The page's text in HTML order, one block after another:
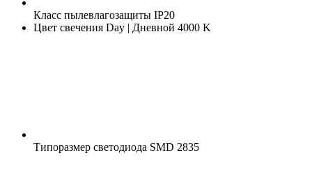
Класс пылевлагозащиты IP20
Цвет свечения Day | Дневной 4000 K
Типоразмер светодиода SMD 2835